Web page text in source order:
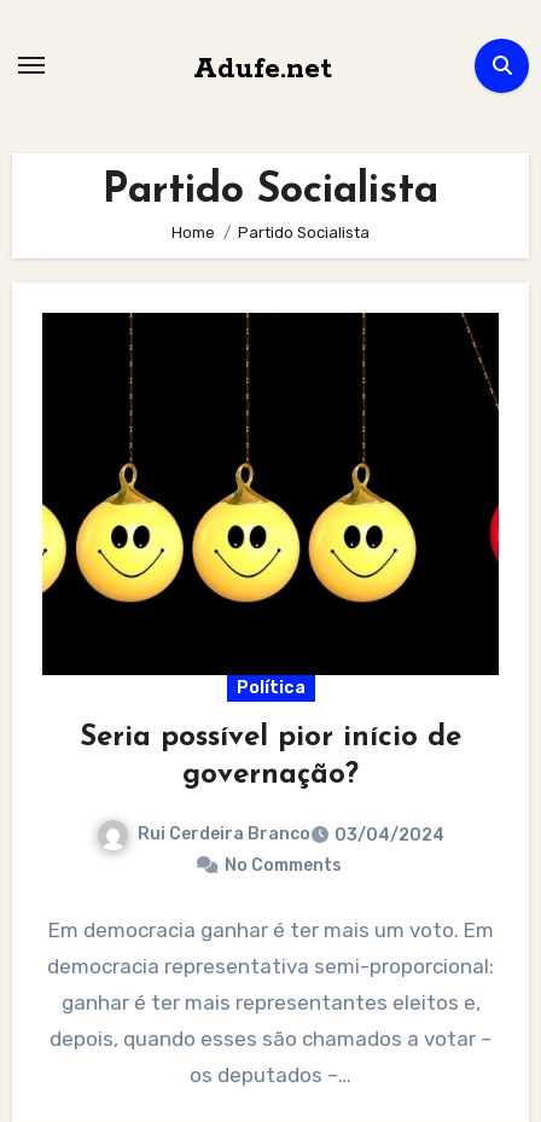
Adufe.net
Partido Socialista
Home Partido Socialista
Política
Seria possível pior início de
governação?
Rui Cerdeira Branco
03/04/2024
No Comments
Em democracia ganhar é ter mais um voto. Em
democracia representativa semi-proporcional:
ganhar é ter mais representantes eleitos e,
depois, quando esses são chamados a votar –
os deputados –…